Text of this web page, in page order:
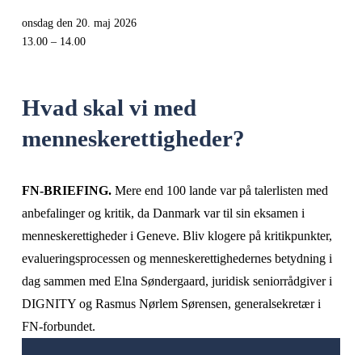
onsdag den 20. maj 2026
13.00
14.00
Hvad skal vi med
menneskerettigheder?
FN-BRIEFING. Mere end 100 lande var på talerlisten med
anbefalinger og kritik, da Danmark var til sin eksamen i
menneskerettigheder i Geneve. Bliv klogere på kritikpunkter,
evalueringsprocessen og menneskerettighedernes betydning i
dag sammen med Elna Søndergaard, juridisk seniorrådgiver i
DIGNITY og Rasmus Nørlem Sørensen, generalsekretær i
FN-forbundet.